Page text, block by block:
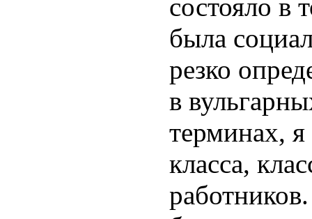
состояло в
была
резко
в
терминах,
класса,